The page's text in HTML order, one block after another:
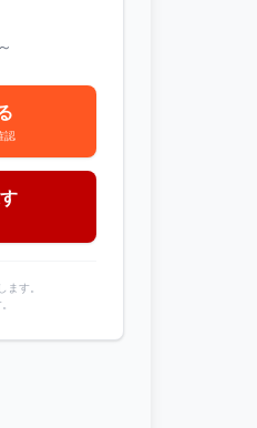
～
認
す。